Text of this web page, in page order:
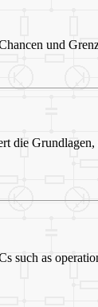
und
die
such as